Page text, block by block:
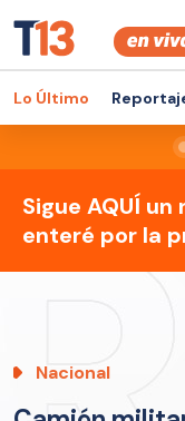
Lo Último
Sigue AQUÍ
enteré por la
Nacional